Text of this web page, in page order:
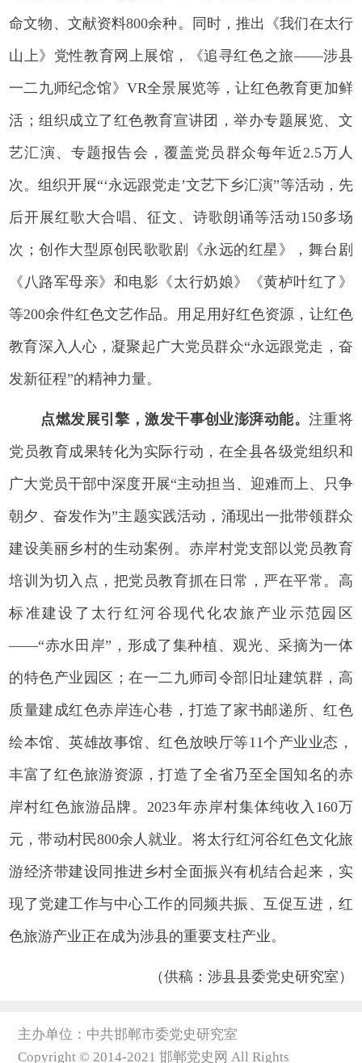
命文物、文献资料800余种。同时，推出《我们在太行
山上》党性教育网上展馆，《追寻红色之旅——涉县
一二九师纪念馆》VR全景展览等，让红色教育更加鲜
活；组织成立了红色教育宣讲团，举办专题展览、文
艺汇演、专题报告会，覆盖党员群众每年近2.5万人
次。组织开展“‘永远跟党走’文艺下乡汇演”等活动，先
后开展红歌大合唱、征文、诗歌朗诵等活动150多场
次；创作大型原创民歌歌剧《永远的红星》，舞台剧
《八路军母亲》和电影《太行奶娘》《黄栌叶红了》
等200余件红色文艺作品。用足用好红色资源，让红色
教育深入人心，凝聚起广大党员群众“永远跟党走，奋
发新征程”的精神力量。
点燃发展引擎，激发干事创业澎湃动能。 注重将
党员教育成果转化为实际行动，在全县各级党组织和
广大党员干部中深度开展“主动担当、迎难而上、只争
朝夕、奋发作为”主题实践活动，涌现出一批带领群众
建设美丽乡村的生动案例。赤岸村党支部以党员教育
培训为切入点，把党员教育抓在日常，严在平常。高
标准建设了太行红河谷现代化农旅产业示范园区
——“赤水田岸”，形成了集种植、观光、采摘为一体
的特色产业园区；在一二九师司令部旧址建筑群，高
质量建成红色赤岸连心巷，打造了家书邮递所、红色
绘本馆、英雄故事馆、红色放映厅等11个产业业态，
丰富了红色旅游资源，打造了全省乃至全国知名的赤
岸村红色旅游品牌。2023年赤岸村集体纯收入160万
元，带动村民800余人就业。将太行红河谷红色文化旅
游经济带建设同推进乡村全面振兴有机结合起来，实
现了党建工作与中心工作的同频共振、互促互进，红
色旅游产业正在成为涉县的重要支柱产业。
（供稿：涉县县委党史研究室）
主办单位：中共邯郸市委党史研究室
Copyright © 2014-2021 邯郸党史网 All Rights